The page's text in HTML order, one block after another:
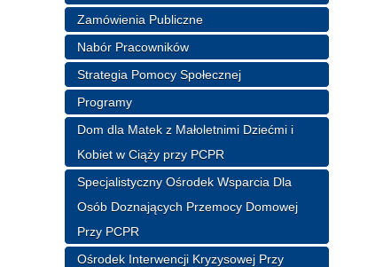
Zamówienia Publiczne
Nabór Pracowników
Strategia Pomocy Społecznej
Programy
Dom dla Matek z Małoletnimi Dziećmi i
Kobiet w Ciąży przy PCPR
Specjalistyczny Ośrodek Wsparcia Dla
Osób Doznających Przemocy Domowej
Przy PCPR
Ośrodek Interwencji Kryzysowej Przy